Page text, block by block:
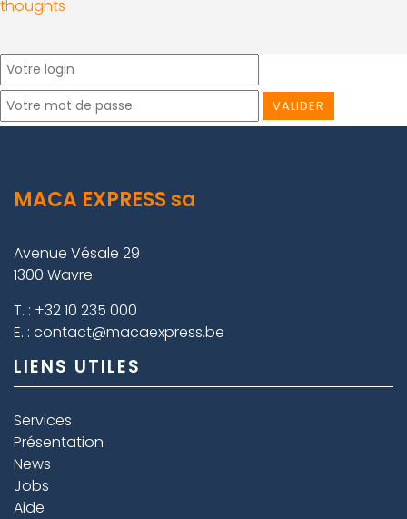
thoughts
VALIDER
MACA EXPRESS sa
Avenue Vésale 29
1300 Wavre
T. : +32 10 235 000
E. : contact@macaexpress.be
LIENS UTILES
Services
Présentation
News
Jobs
Aide